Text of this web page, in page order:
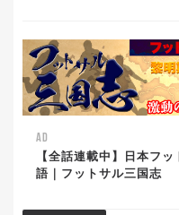
AD
【全話連載中】日本フ
語｜フットサル三国志